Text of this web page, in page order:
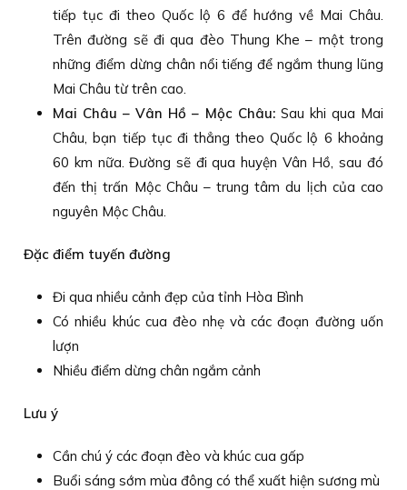
tiếp tục đi theo Quốc lộ 6 để hướng về Mai Châu.
Trên đường sẽ đi qua đèo Thung Khe – một trong
những điểm dừng chân nổi tiếng để ngắm thung lũng
Mai Châu từ trên cao.
Mai Châu – Vân Hồ – Mộc Châu: Sau khi qua Mai
Châu, bạn tiếp tục đi thẳng theo Quốc lộ 6 khoảng
60 km nữa. Đường sẽ đi qua huyện Vân Hồ, sau đó
đến thị trấn Mộc Châu – trung tâm du lịch của cao
nguyên Mộc Châu.
Đặc điểm tuyến đường
Đi qua nhiều cảnh đẹp của tỉnh Hòa Bình
Có nhiều khúc cua đèo nhẹ và các đoạn đường uốn
lượn
Nhiều điểm dừng chân ngắm cảnh
Lưu ý
Cần chú ý các đoạn đèo và khúc cua gấp
Buổi sáng sớm mùa đông có thể xuất hiện sương mù